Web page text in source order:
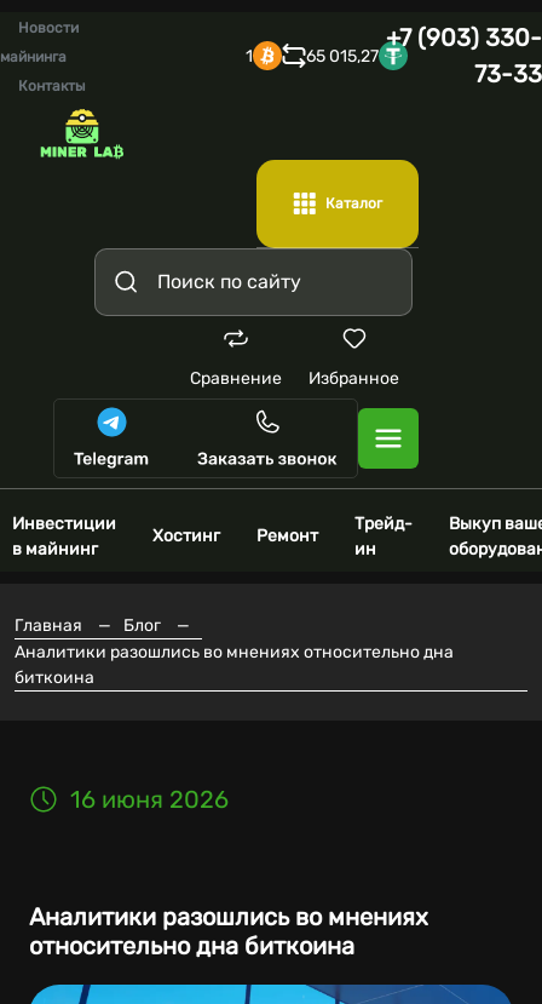
Новости
майнинга
Контакты
1 65 015,27
+7 (903) 330-
73-33
Каталог
Сравнение Избранное
Инвестиции
в майнинг
Хостинг Ремонт
Трейд-
ин
Выкуп
Главная — Блог
—
Аналитики разошлись во мнениях относительно дна
биткоина
16 июня 2026
Аналитики разошлись во мнениях
относительно дна биткоина